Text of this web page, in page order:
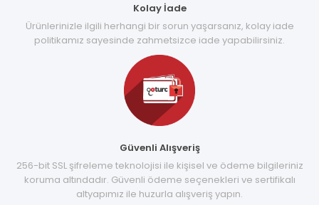
Kolay İade
Ürünlerinizle ilgili herhangi bir sorun yaşarsanız, kolay iade
politikamız sayesinde zahmetsizce iade yapabilirsiniz.
Güvenli Alışveriş
256-bit SSL şifreleme teknolojisi ile kişisel ve ödeme bilgileriniz
koruma altındadır. Güvenli ödeme seçenekleri ve sertifikalı
altyapımız ile huzurla alışveriş yapın.